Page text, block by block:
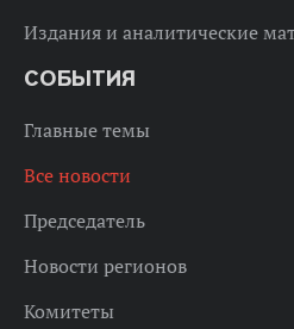
Издания и аналитические
СОБЫТИЯ
Главные темы
Все новости
Председатель
Новости регионов
Комитеты